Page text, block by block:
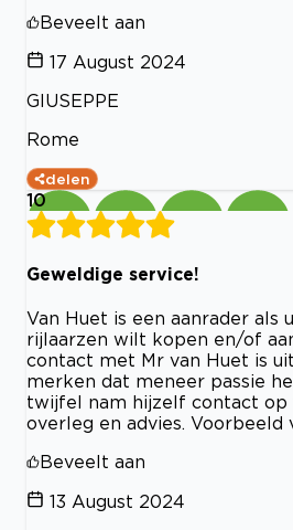
Beveelt aan
17 August 2024
GIUSEPPE
Rome
delen
10
Geweldige service!
Van Huet is een aanrader als
rijlaarzen wilt kopen en/of
contact met Mr van Huet is
merken dat meneer passie
twijfel nam hijzelf contact op
overleg en advies. Voorbeeld
Beveelt aan
13 August 2024